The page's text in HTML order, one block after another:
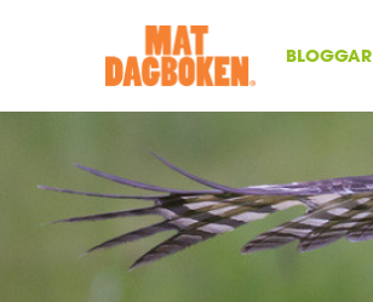
BLOGGAR